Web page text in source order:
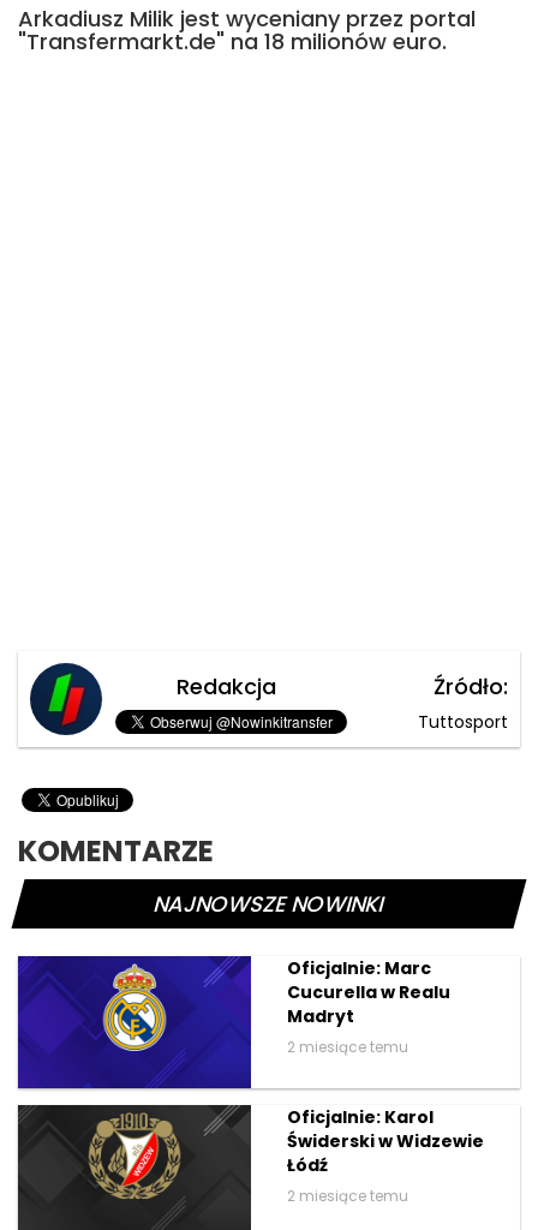
Arkadiusz Milik jest wyceniany przez portal
"Transfermarkt.de" na 18 milionów euro.
Redakcja Źródło:
Tuttosport
KOMENTARZE
NAJNOWSZE NOWINKI
Oficjalnie: Marc
Cucurella w Realu
Madryt
2 miesiące temu
Oficjalnie: Karol
Świderski w Widzewie
Łódź
2 miesiące temu